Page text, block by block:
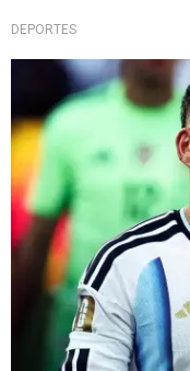
DEPORTES
Se va el primero